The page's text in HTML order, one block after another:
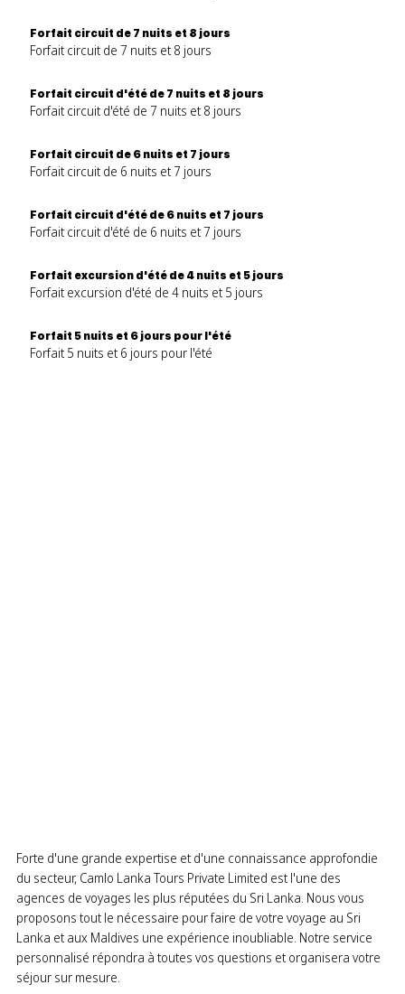
Forfait circuit de 7 nuits et 8 jours
Forfait circuit de 7 nuits et 8 jours
Forfait circuit d'été de 7 nuits et 8 jours
Forfait circuit d'été de 7 nuits et 8 jours
Forfait circuit de 6 nuits et 7 jours
Forfait circuit de 6 nuits et 7 jours
Forfait circuit d'été de 6 nuits et 7 jours
Forfait circuit d'été de 6 nuits et 7 jours
Forfait excursion d'été de 4 nuits et 5 jours
Forfait excursion d'été de 4 nuits et 5 jours
Forfait 5 nuits et 6 jours pour l'été
Forfait 5 nuits et 6 jours pour l'été
Forte d'une grande expertise et d'une connaissance approfondie
du secteur, Camlo Lanka Tours Private Limited est l'une des
agences de voyages les plus réputées du Sri Lanka. Nous vous
proposons tout le nécessaire pour faire de votre voyage au Sri
Lanka et aux Maldives une expérience inoubliable. Notre service
personnalisé répondra à toutes vos questions et organisera votre
séjour sur mesure.